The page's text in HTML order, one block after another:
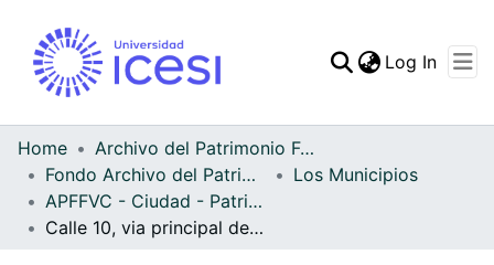
Statistics
Log In
Home
Archivo del Patrimonio Fotográfico y Fílmico del Valle del Cauca
Fondo Archivo del Patrimonio Fotográfico y Fílmico del Valle del Cauca
Los Municipios
APFFVC - Ciudad - Patrimonial
Calle 10, via principal del municipio, en día de mercado, Dagua, fecha por definir